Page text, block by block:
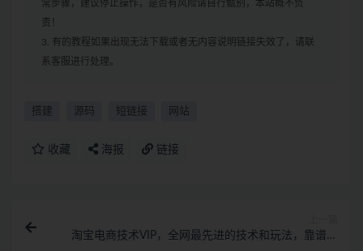
常步骤，建议停止操作，是否有风险请自行甄别，本站概不负
责！
3. 有的教程如果出现无法下载或者无内容说明链接失效了，请联
系客服进行处理。
搭建 源码 短链接 网站
收藏 海报 链接
淘宝电商技术VIP，全网最先进的技术和玩法，靠谱技